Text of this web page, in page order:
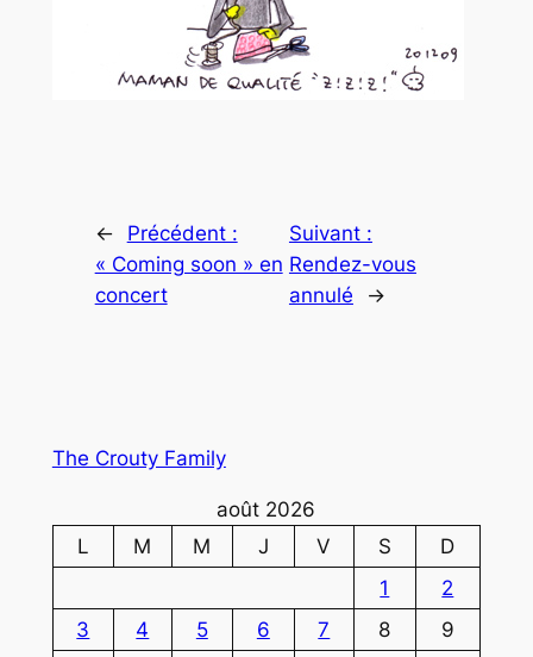
←
Précédent :
« Coming soon » en
concert
Suivant :
Rendez-vous
annulé
→
The Crouty Family
août 2026
L
M M J V S
D
1
2
3
4 5 6 7 8
9